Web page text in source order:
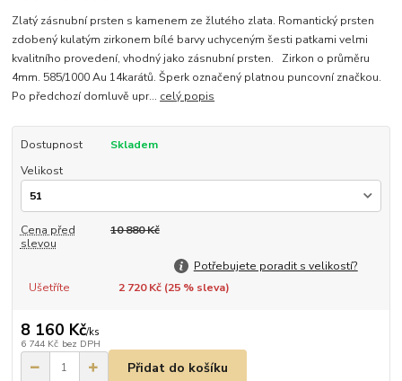
Zlatý zásnubní prsten s kamenem ze žlutého zlata. Romantický prsten
zdobený kulatým zirkonem bílé barvy uchyceným šesti patkami velmi
kvalitního provedení, vhodný jako zásnubní prsten. Zirkon o průměru
4mm. 585/1000 Au 14karátů. Šperk označený platnou puncovní značkou.
Po předchozí domluvě upr... celý popis
Dostupnost
Skladem
Velikost
Cena před
slevou
10 880 Kč
Potřebujete poradit s velikostí?
Ušetříte
2 720 Kč (25% sleva)
8 160 Kč/ks
6 744 Kč bez DPH
Přidat do košíku